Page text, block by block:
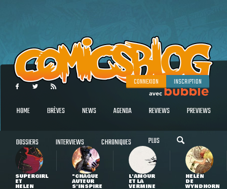
CONNEXION INSCRIPTION
HOME BRÈVES NEWS AGENDA REVIEWS PREVIEWS
DOSSIERS INTERVIEWS CHRONIQUES PLUS
SUPERGIRL
ET
HELEN
"CHAQUE
AUTEUR
S'INSPIRE
L'AMOUR
ET LA
VERMINE
HELEN
DE
WYNDHORN